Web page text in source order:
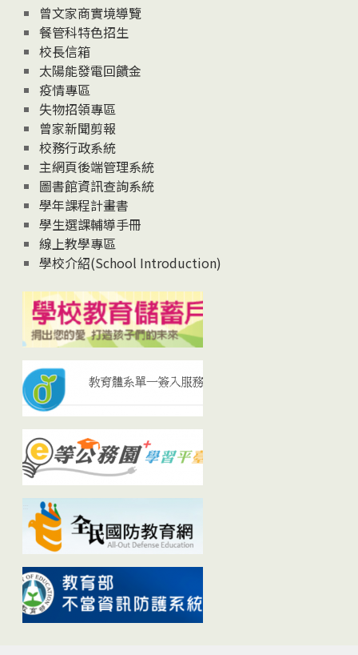
息
News
曾文家商實境導覽
餐管科特色招生
校長信箱
太陽能發電回饋金
疫情專區
失物招領專區
曾家新聞剪報
校務行政系統
主網頁後端管理系統
圖書館資訊查詢系統
學年課程計畫書
學生選課輔導手冊
線上教學專區
學校介紹(School Introduction)